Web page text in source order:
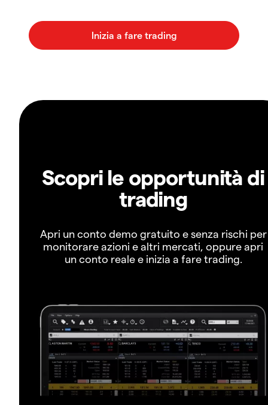
Scopri le opportunità di
trading
Apri un conto demo gratuito e senza rischi per
monitorare azioni e altri mercati, oppure apri
un conto reale e inizia a fare trading.